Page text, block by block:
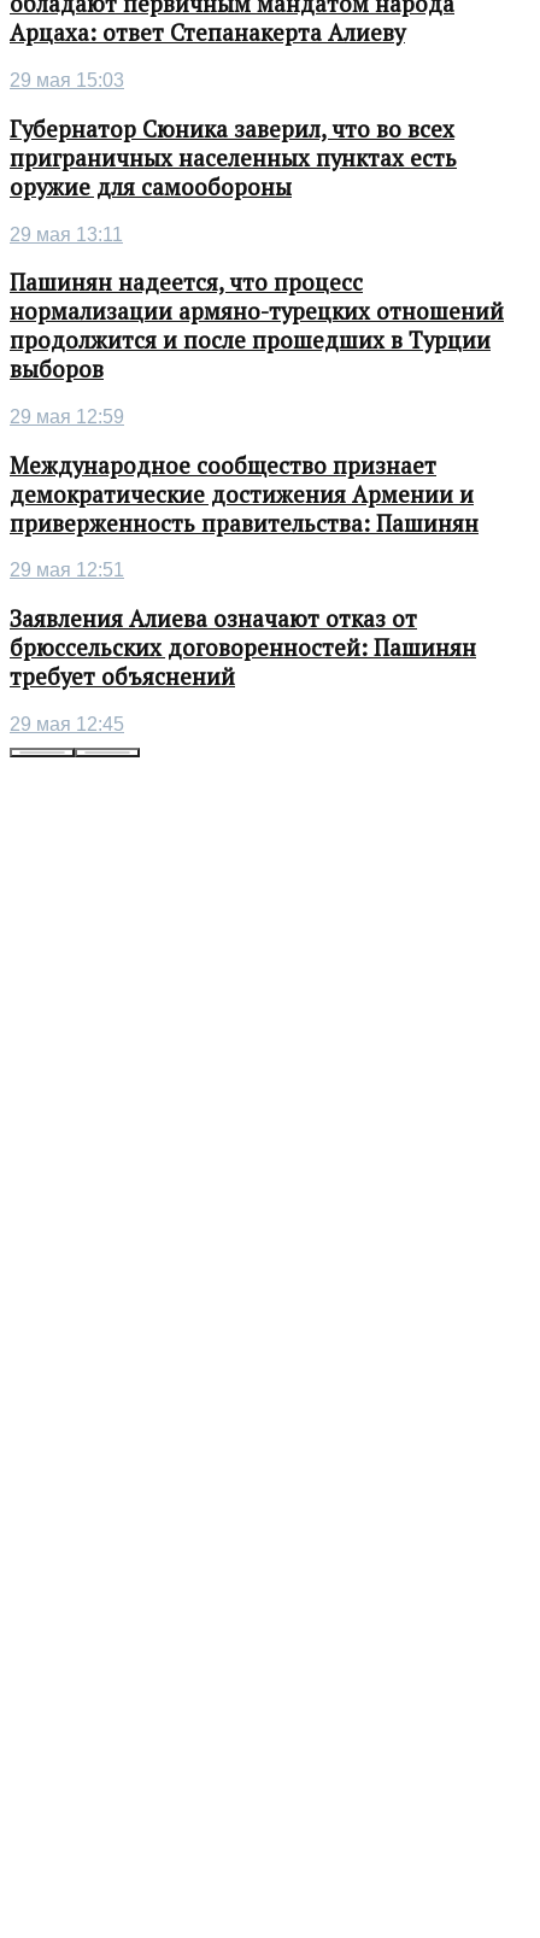
Арцаха: ответ Степанакерта Алиеву
29 мая 15:03
Губернатор Сюника заверил, что во всех
приграничных населенных пунктах есть
оружие для самообороны
29 мая 13:11
Пашинян надеется, что процесс
нормализации армяно-турецких отношений
продолжится и после прошедших в Турции
выборов
29 мая 12:59
Международное сообщество признает
демократические достижения Армении и
приверженность правительства: Пашинян
29 мая 12:51
Заявления Алиева означают отказ от
брюссельских договоренностей: Пашинян
требует объяснений
29 мая 12:45